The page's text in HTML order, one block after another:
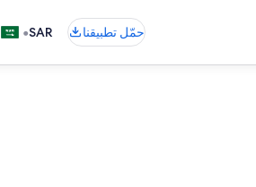
حمّل تطبيقنا SAR
•